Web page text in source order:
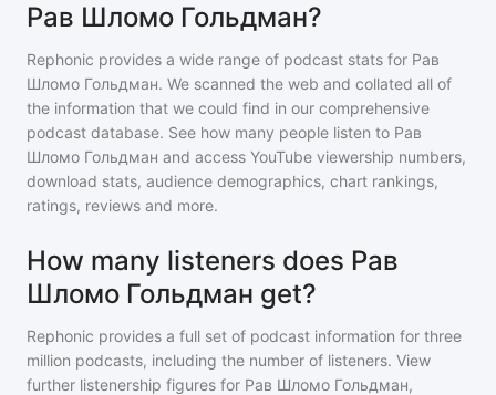
Рав Шломо Гольдман?
Rephonic provides a wide range of podcast stats for Рав
Шломо Гольдман. We scanned the web and collated all of
the information that we could find in our comprehensive
podcast database. See how many people listen to Рав
Шломо Гольдман and access YouTube viewership numbers,
download stats, audience demographics, chart rankings,
ratings, reviews and more.
How many listeners does Рав
Шломо Гольдман get?
Rephonic provides a full set of podcast information for three
million podcasts, including the number of listeners. View
further listenership figures for Рав Шломо Гольдман,